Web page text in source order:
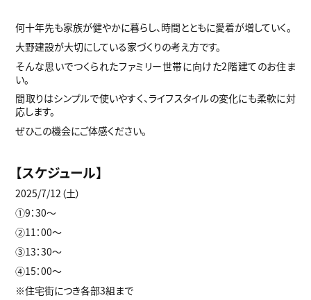
何十年先も家族が健やかに暮らし、時間とともに愛着が増していく。
大野建設が大切にしている家づくりの考え方です。
そんな思いでつくられたファミリー世帯に向けた2階建てのお住ま
い。
間取りはシンプルで使いやすく、ライフスタイルの変化にも柔軟に対
応します。
ぜひこの機会にご体感ください。
【スケジュール】
2025/7/12（土）
①9：30～
②11：00～
③13：30～
④15：00～
※住宅街につき各部3組まで